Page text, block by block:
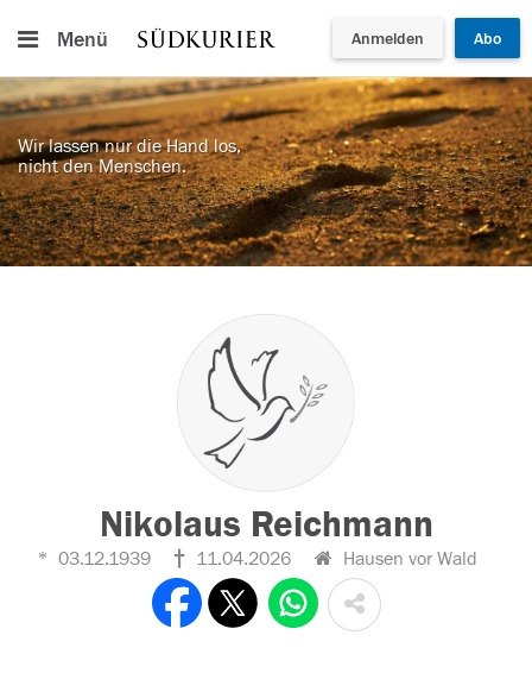
Menü Anmelden Abo
Wir lassen nur die Hand los,
nicht den Menschen.
Nikolaus Reichmann
03.12.1939 11.04.2026 Hausen vor Wald